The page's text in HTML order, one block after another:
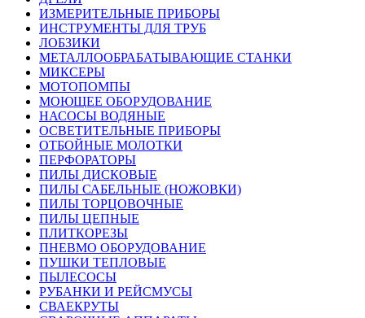
ИЗМЕРИТЕЛЬНЫЕ ПРИБОРЫ
ИНСТРУМЕНТЫ ДЛЯ ТРУБ
ЛОБЗИКИ
МЕТАЛЛООБРАБАТЫВАЮЩИЕ СТАНКИ
МИКСЕРЫ
МОТОПОМПЫ
МОЮЩЕЕ ОБОРУДОВАНИЕ
НАСОСЫ ВОДЯНЫЕ
ОСВЕТИТЕЛЬНЫЕ ПРИБОРЫ
ОТБОЙНЫЕ МОЛОТКИ
ПЕРФОРАТОРЫ
ПИЛЫ ДИСКОВЫЕ
ПИЛЫ САБЕЛЬНЫЕ (НОЖОВКИ)
ПИЛЫ ТОРЦОВОЧНЫЕ
ПИЛЫ ЦЕПНЫЕ
ПЛИТКОРЕЗЫ
ПНЕВМО ОБОРУДОВАНИЕ
ПУШКИ ТЕПЛОВЫЕ
ПЫЛЕСОСЫ
РУБАНКИ И РЕЙСМУСЫ
СВАЕКРУТЫ